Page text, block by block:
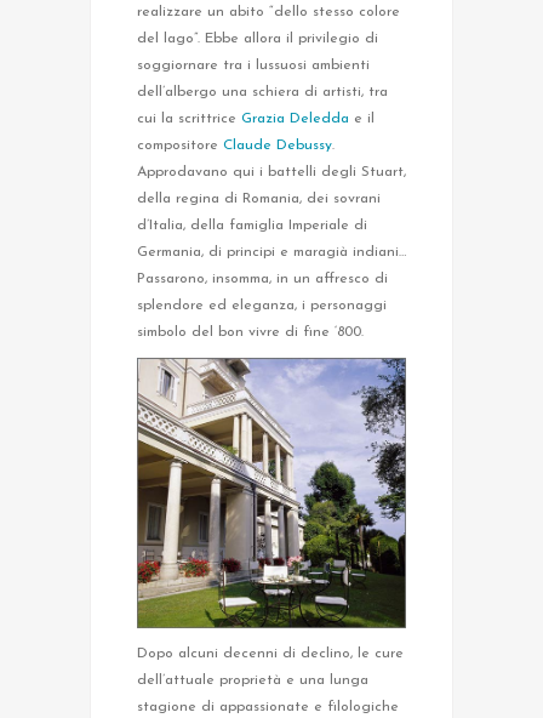
realizzare un abito “dello stesso colore
del lago”. Ebbe allora il privilegio di
soggiornare tra i lussuosi ambienti
dell’albergo una schiera di artisti, tra
cui la scrittrice Grazia Deledda e il
compositore Claude Debussy.
Approdavano qui i battelli degli Stuart,
della regina di Romania, dei sovrani
d’Italia, della famiglia Imperiale di
Germania, di principi e maragià indiani…
Passarono, insomma, in un affresco di
splendore ed eleganza, i personaggi
simbolo del bon vivre di fine ‘800.
Dopo alcuni decenni di declino, le cure
dell’attuale proprietà e una lunga
stagione di appassionate e filologiche